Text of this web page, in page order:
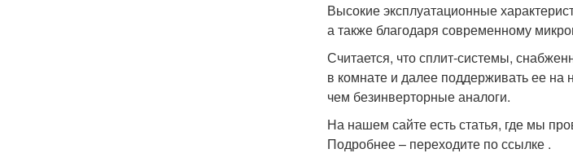
Высокие эксплуатационные
а также благодаря современному
Считается, что сплит-системы,
в комнате и далее поддерживать ее на
чем безинверторные аналоги.
На нашем сайте есть статья, где мы
Подробнее – переходите по ссылке .